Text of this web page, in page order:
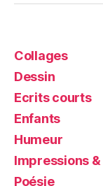
Collages
Dessin
Ecrits courts
Enfants
Humeur
Impressions
Poésie